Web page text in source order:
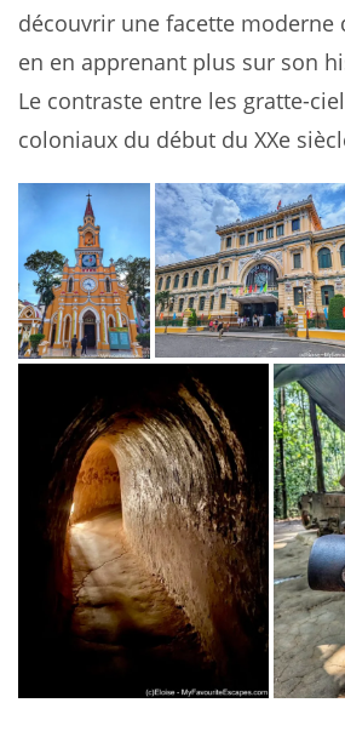
découvrir une facette moderne
en en apprenant plus sur son
Le contraste entre les gratte-
coloniaux du début du XXe